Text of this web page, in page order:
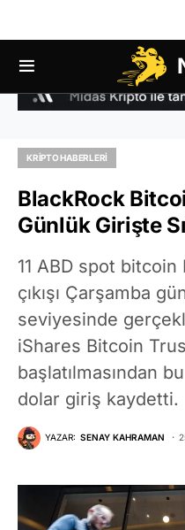
KRIPTO HABERLERI
BlackRock
Günlük Girişte
11 ABD spot bitcoin
çıkışı Çarşamba
seviyesinde
iShares Bitcoin
başlatılmasından
dolar giriş kaydetti.
YAZAR: SENAY KAHRAMAN